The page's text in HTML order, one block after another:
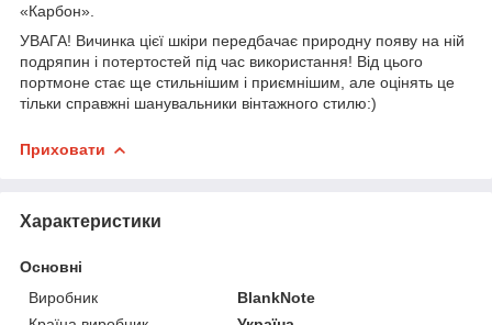
«Карбон».
УВАГА! Вичинка цієї шкіри передбачає природну появу на ній
подряпин і потертостей під час використання! Від цього
портмоне стає ще стильнішим і приємнішим, але оцінять це
тільки справжні шанувальники вінтажного стилю:)
Приховати
Характеристики
Основні
Виробник
BlankNote